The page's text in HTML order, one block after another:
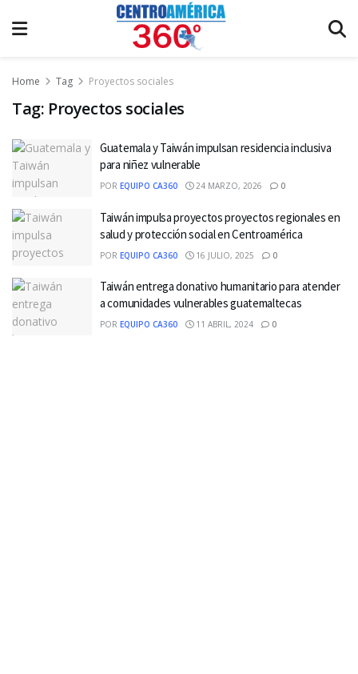
Home Tag Proyectos sociales
Tag: Proyectos sociales
Guatemala y Taiwán impulsan residencia inclusiva
para niñez vulnerable
POR EQUIPO CA360 24 MARZO, 2026 0
Taiwán impulsa proyectos proyectos regionales en
salud y protección social en Centroamérica
POR EQUIPO CA360 16 JULIO, 2025 0
Taiwán entrega donativo humanitario para atender
a comunidades vulnerables guatemaltecas
POR EQUIPO CA360 11 ABRIL, 2024 0